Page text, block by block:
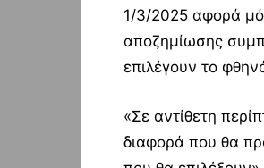
1/3/2025 αφορά
αποζημίωσης
επιλέγουν το
«Σε αντίθετη
διαφορά που θα